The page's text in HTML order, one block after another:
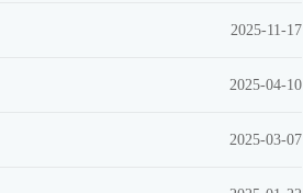
2025-11-17
2025-04-10
2025-03-07